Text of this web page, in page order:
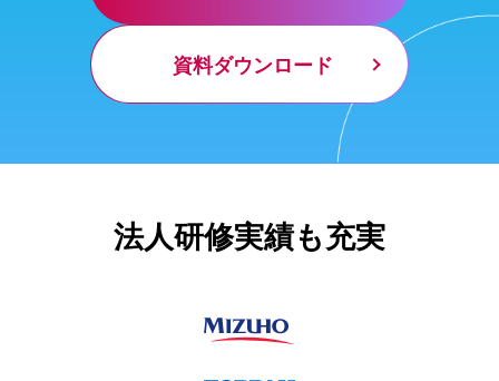
資料ダウンロード
法人研修実績も充実